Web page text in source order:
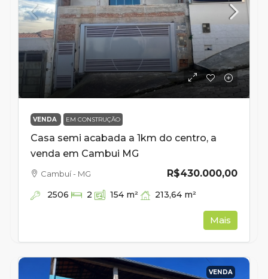
VENDA EM CONSTRUÇÃO
Casa semi acabada a 1km do centro, a
venda em Cambui MG
R$430.000,00
Cambuí - MG
2506 2 154 m² 213,64 m²
Mais
VENDA